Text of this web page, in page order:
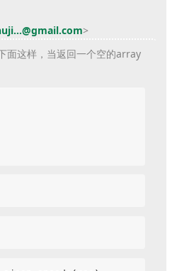
>
面这样，当返回一个空的array